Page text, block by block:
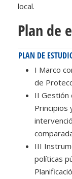
local.
Plan de
PLAN DE
I Marco
de
II Gestión
Principios
III
políticas